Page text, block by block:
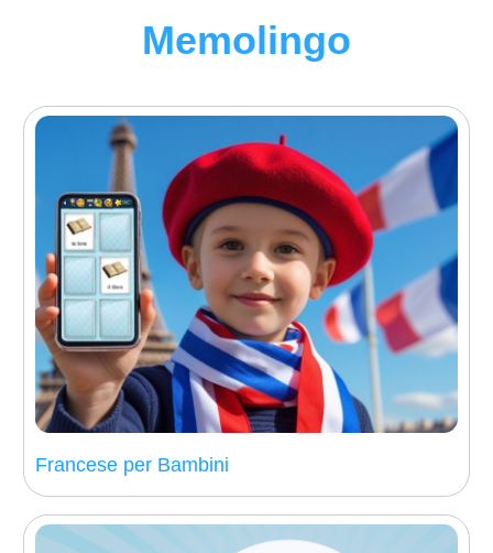
Memolingo
Francese per Bambini